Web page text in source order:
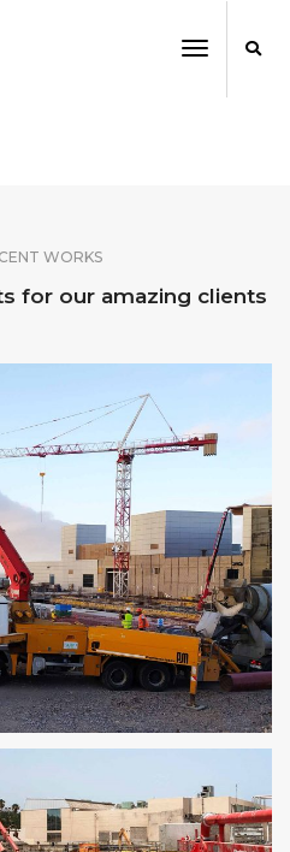
Toggle
WORK
WORKS
for our amazing clients
REINA SOFÍA 3